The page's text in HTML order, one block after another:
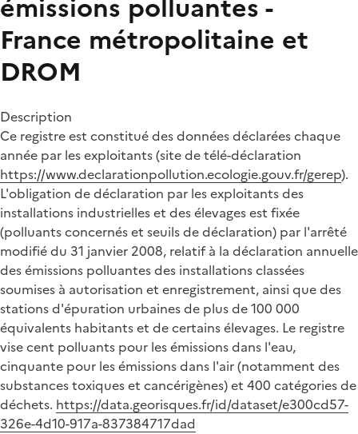
France métropolitaine et
DROM
Description
Ce registre est constitué des données déclarées chaque
année par les exploitants (site de télé-déclaration
https://www.declarationpollution.ecologie.gouv.fr/gerep).
L'obligation de déclaration par les exploitants des
installations industrielles et des élevages est fixée
(polluants concernés et seuils de déclaration) par l'arrêté
modifié du 31 janvier 2008, relatif à la déclaration annuelle
des émissions polluantes des installations classées
soumises à autorisation et enregistrement, ainsi que des
stations d'épuration urbaines de plus de 100 000
équivalents habitants et de certains élevages. Le registre
vise cent polluants pour les émissions dans l'eau,
cinquante pour les émissions dans l'air (notamment des
substances toxiques et cancérigènes) et 400 catégories de
déchets. https://data.georisques.fr/id/dataset/e300cd57-
326e-4d10-917a-837384717dad